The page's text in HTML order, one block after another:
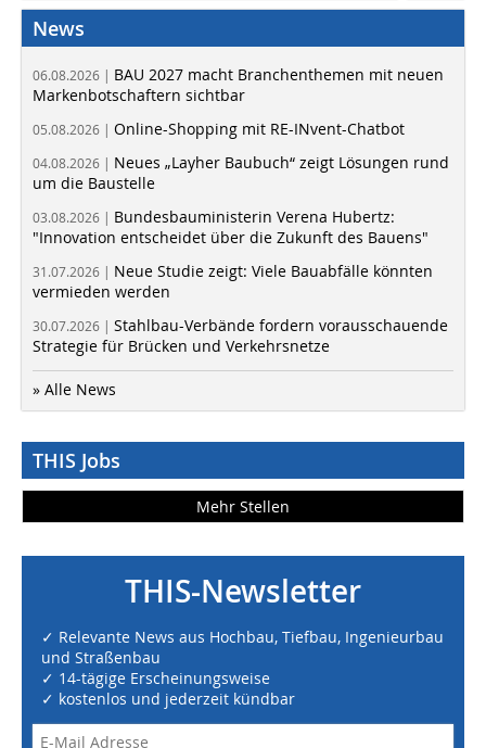
News
06.08.2026 | BAU 2027 macht Branchenthemen mit neuen
Markenbotschaftern sichtbar
05.08.2026 | Online-Shopping mit RE-INvent-Chatbot
04.08.2026 | Neues „Layher Baubuch“ zeigt Lösungen rund
um die Baustelle
03.08.2026 | Bundesbauministerin Verena Hubertz:
"Innovation entscheidet über die Zukunft des Bauens"
31.07.2026 | Neue Studie zeigt: Viele Bauabfälle könnten
vermieden werden
30.07.2026 | Stahlbau-Verbände fordern vorausschauende
Strategie für Brücken und Verkehrsnetze
» Alle News
THIS Jobs
Mehr Stellen
THIS-Newsletter
✓ Relevante News aus Hochbau, Tiefbau, Ingenieurbau
und Straßenbau
✓ 14-tägige Erscheinungsweise
✓ kostenlos und jederzeit kündbar